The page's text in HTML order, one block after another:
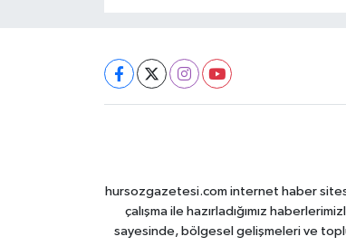
hursozgazetesi.com internet haber
çalışma ile hazırladığımız
sayesinde, bölgesel gelişmeleri ve